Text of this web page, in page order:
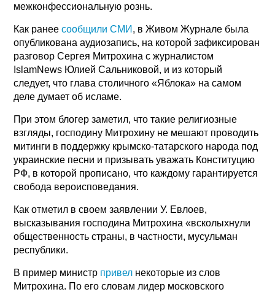
межконфессиональную рознь.
Как ранеесообщили СМИ , в Живом Журнале была
опубликована аудиозапись, на которой зафиксирован
разговор Сергея Митрохина с журналистом
IslamNews Юлией Сальниковой, и из который
следует, что глава столичного «Яблока» на самом
деле думает об исламе.
При этом блогер заметил, что такие религиозные
взгляды, господину Митрохину не мешают проводить
митинги в поддержку крымско-татарского народа под
украинские песни и призывать уважать Конституцию
РФ, в которой прописано, что каждому гарантируется
свобода вероисповедания.
Как отметил в своем заявлении У. Евлоев,
высказывания господина Митрохина «всколыхнули
общественность страны, в частности, мусульман
республики.
В пример министр привел некоторые из слов
Митрохина. По его словам лидер московского